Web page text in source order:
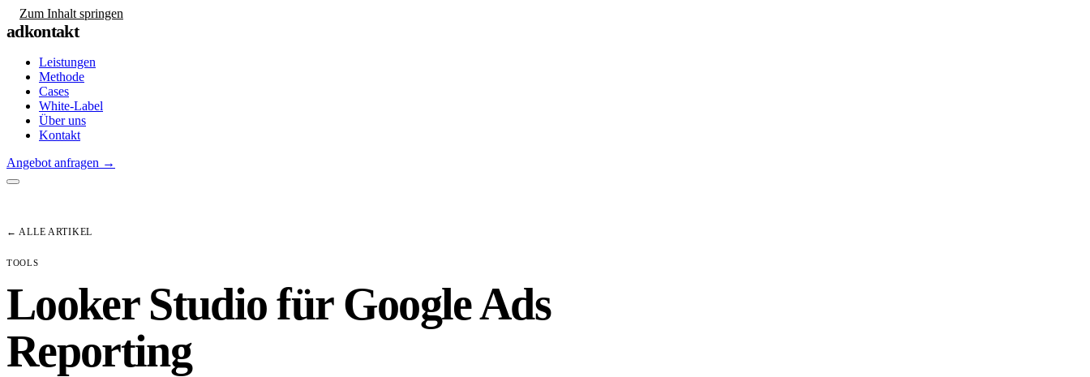
Zum Inhalt springen
adkontakt
Leistungen
Methode
Cases
White-Label
Über uns
Kontakt
Angebot anfragen →
← ALLE ARTIKEL
TOOLS
Looker Studio für Google Ads
Reporting